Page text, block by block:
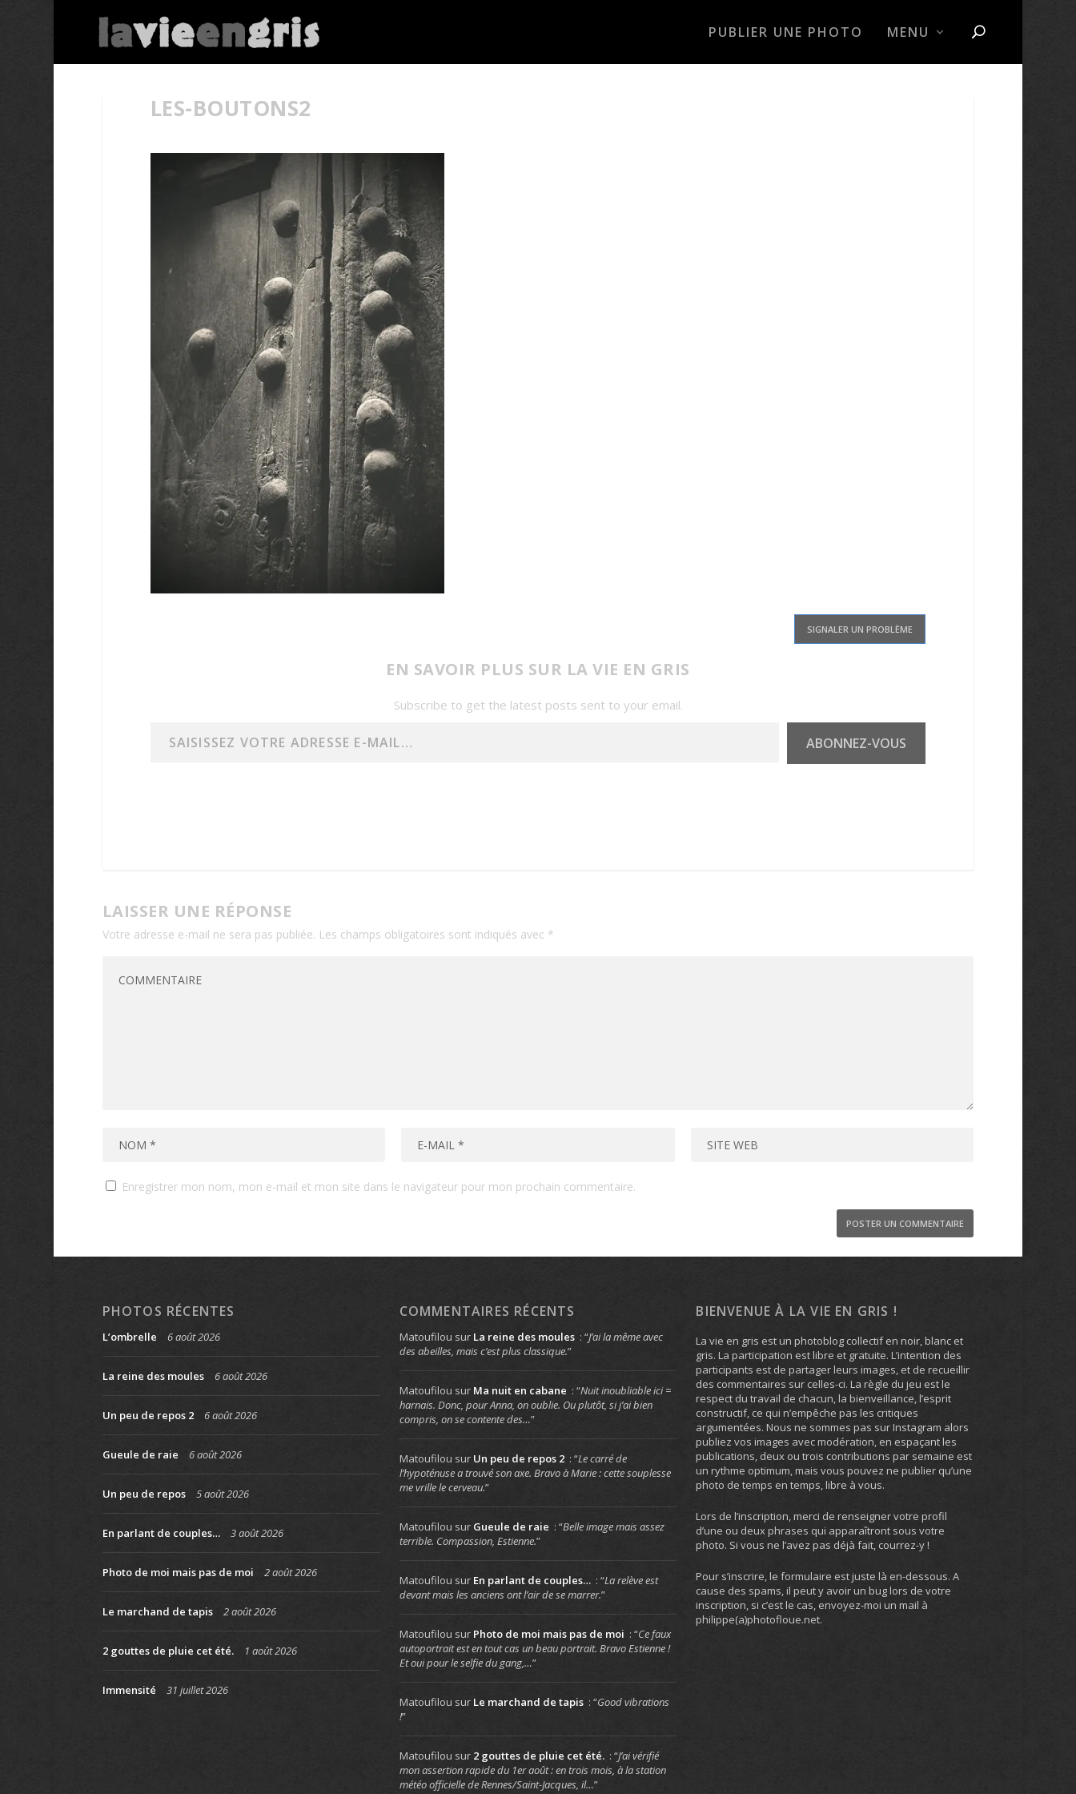
PUBLIER UNE PHOTO MENU
LES-BOUTONS2
SIGNALER UN PROBLÈME
EN SAVOIR PLUS SUR LA VIE EN GRIS
Subscribe to get the latest posts sent to your email.
ABONNEZ-VOUS
LAISSER UNE RÉPONSE
Votre adresse e-mail ne sera pas publiée. Les champs obligatoires sont indiqués avec *
Enregistrer mon nom, mon e-mail et mon site dans le navigateur pour mon prochain commentaire.
PHOTOS RÉCENTES
L’ombrelle 6 août 2026
La reine des moules 6 août 2026
Un peu de repos 2 6 août 2026
Gueule de raie 6 août 2026
Un peu de repos 5 août 2026
En parlant de couples… 3 août 2026
Photo de moi mais pas de moi 2 août 2026
Le marchand de tapis 2 août 2026
2 gouttes de pluie cet été. 1 août 2026
Immensité 31 juillet 2026
COMMENTAIRES RÉCENTS
Matoufilou sur La reine des moules : “J’ai la même avec
des abeilles, mais c’est plus classique.”
Matoufilou sur Ma nuit en cabane : “Nuit inoubliable ici =
harnais. Donc, pour Anna, on oublie. Ou plutôt, si j’ai bien
compris, on se contente des…”
Matoufilou sur Un peu de repos 2 : “Le carré de
l’hypoténuse a trouvé son axe. Bravo à Marie : cette souplesse
me vrille le cerveau.”
Matoufilou sur Gueule de raie : “Belle image mais assez
terrible. Compassion, Estienne.”
Matoufilou sur En parlant de couples… : “La relève est
devant mais les anciens ont l’air de se marrer.”
Matoufilou sur Photo de moi mais pas de moi : “Ce faux
autoportrait est en tout cas un beau portrait. Bravo Estienne !
Et oui pour le selfie du gang,…”
Matoufilou sur Le marchand de tapis : “Good vibrations
!”
Matoufilou sur 2 gouttes de pluie cet été. : “J’ai vérifié
mon assertion rapide du 1er août : en trois mois, à la station
météo officielle de Rennes/Saint-Jacques, il…”
BIENVENUE À LA VIE EN GRIS !
La vie en gris est un photoblog collectif en noir, blanc et
gris. La participation est libre et gratuite. L’intention des
participants est de partager leurs images, et de recueillir
des commentaires sur celles-ci. La règle du jeu est le
respect du travail de chacun, la bienveillance, l’esprit
constructif, ce qui n’empêche pas les critiques
argumentées. Nous ne sommes pas sur Instagram alors
publiez vos images avec modération, en espaçant les
publications, deux ou trois contributions par semaine est
un rythme optimum, mais vous pouvez ne publier qu’une
photo de temps en temps, libre à vous.
Lors de l’inscription, merci de renseigner votre profil
d’une ou deux phrases qui apparaîtront sous votre
photo. Si vous ne l’avez pas déjà fait, courrez-y !
Pour s’inscrire, le formulaire est juste là en-dessous. A
cause des spams, il peut y avoir un bug lors de votre
inscription, si c’est le cas, envoyez-moi un mail à
philippe(a)photofloue.net.